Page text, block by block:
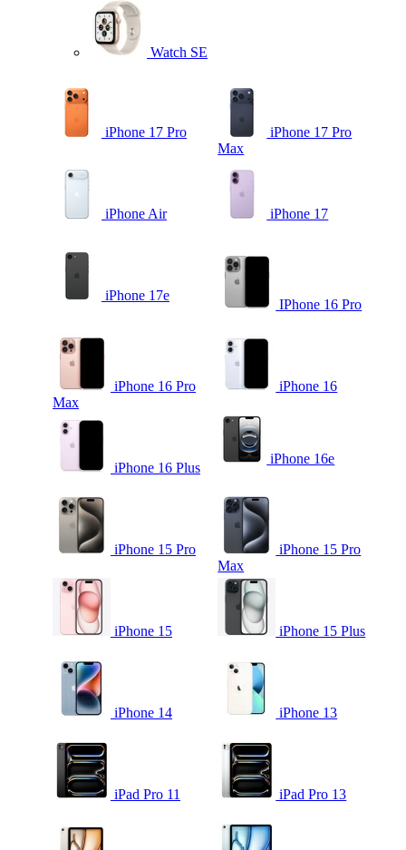
Watch SE
iPhone 17 Pro
iPhone 17 Pro
Max
iPhone Air iPhone 17
iPhone 17e
IPhone 16 Pro
iPhone 16 Pro
Max
iPhone 16
iPhone 16 Plus
iPhone 16e
iPhone 15 Pro
iPhone 15 Pro
Max
iPhone 15 iPhone 15 Plus
iPhone 14 iPhone 13
iPad Pro 11 iPad Pro 13